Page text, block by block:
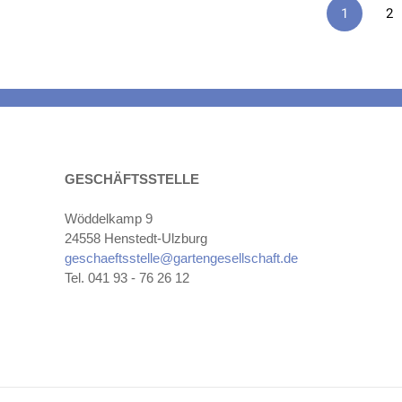
1 2
GESCHÄFTSSTELLE
Wöddelkamp 9
24558 Henstedt-Ulzburg
geschaeftsstelle@gartengesellschaft.de
Tel. 041 93 - 76 26 12